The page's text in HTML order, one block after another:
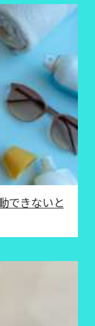
できないと